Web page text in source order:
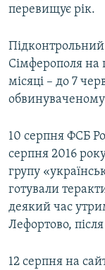
перевищує рік.
Сімферополя на
місяці – до 7
обвинуваченому
10 серпня ФСБ
серпня 2016
групу
готували
деякий час
Лефортово,
12 серпня на